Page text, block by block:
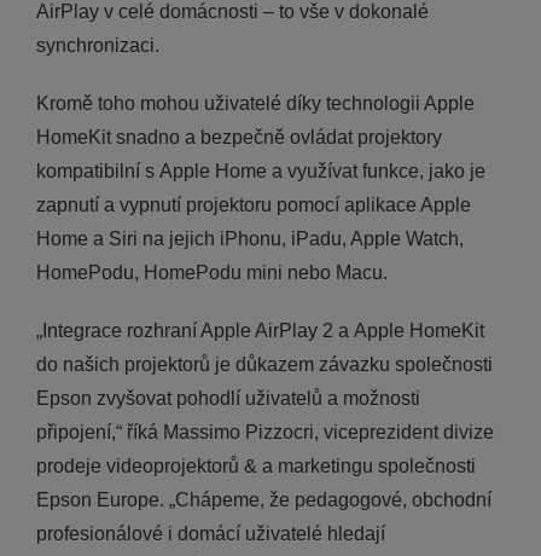
AirPlay v celé domácnosti – to vše v dokonalé
synchronizaci.
Kromě toho mohou uživatelé díky technologii Apple
HomeKit snadno a bezpečně ovládat projektory
kompatibilní s Apple Home a využívat funkce, jako je
zapnutí a vypnutí projektoru pomocí aplikace Apple
Home a Siri na jejich iPhonu, iPadu, Apple Watch,
HomePodu, HomePodu mini nebo Macu.
„Integrace rozhraní Apple AirPlay 2 a Apple HomeKit
do našich projektorů je důkazem závazku společnosti
Epson zvyšovat pohodlí uživatelů a možnosti
připojení,“ říká Massimo Pizzocri, viceprezident divize
prodeje videoprojektorů & a marketingu společnosti
Epson Europe. „Chápeme, že pedagogové, obchodní
profesionálové i domácí uživatelé hledají